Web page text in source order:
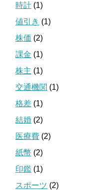
時計 (1)
値引き (1)
株価 (2)
課金 (1)
株主 (1)
交通機関 (1)
格差 (1)
結婚 (2)
医療費 (2)
紙幣 (2)
印鑑 (1)
スポーツ (2)